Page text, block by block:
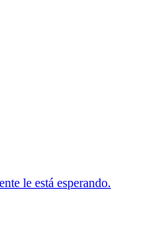
le está esperando.